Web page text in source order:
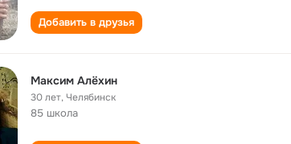
Добавить в друзья
Максим Алёхин
30 лет,Челябинск
85 школа